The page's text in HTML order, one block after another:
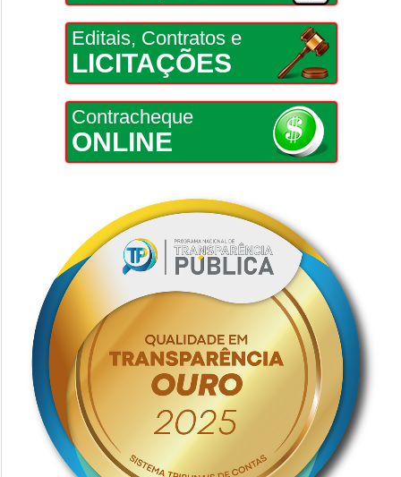
Editais, Contratos e
LICITAÇÕES
Contracheque
ONLINE